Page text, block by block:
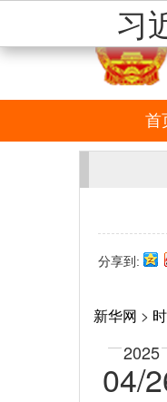
首
分享到:
新华网 >
2025
04/
习